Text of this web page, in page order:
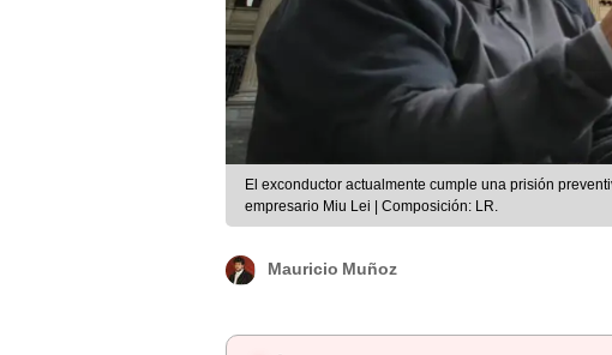
El exconductor actualmente cumple una prisión
empresario Miu Lei | Composición: LR.
Mauricio Muñoz